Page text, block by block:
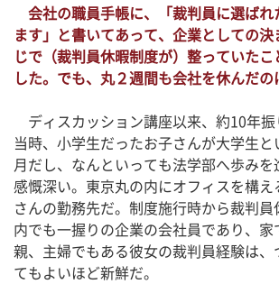
会社の職員手帳に、「裁判員に選ばれ
ます」と書いてあって、企業としての
じで（裁判員休暇制度が）整っていた
した。でも、丸２週間も会社を休んだの
ディスカッション講座以来、約10年振
当時、小学生だったお子さんが大学生
月だし、なんといっても法学部へ歩み
感慨深い。東京丸の内にオフィスを構
さんの勤務先だ。制度施行時から裁判
内でも一握りの企業の会社員であり、
親、主婦でもある彼女の裁判員経験は、
てもよいほど新鮮だ。